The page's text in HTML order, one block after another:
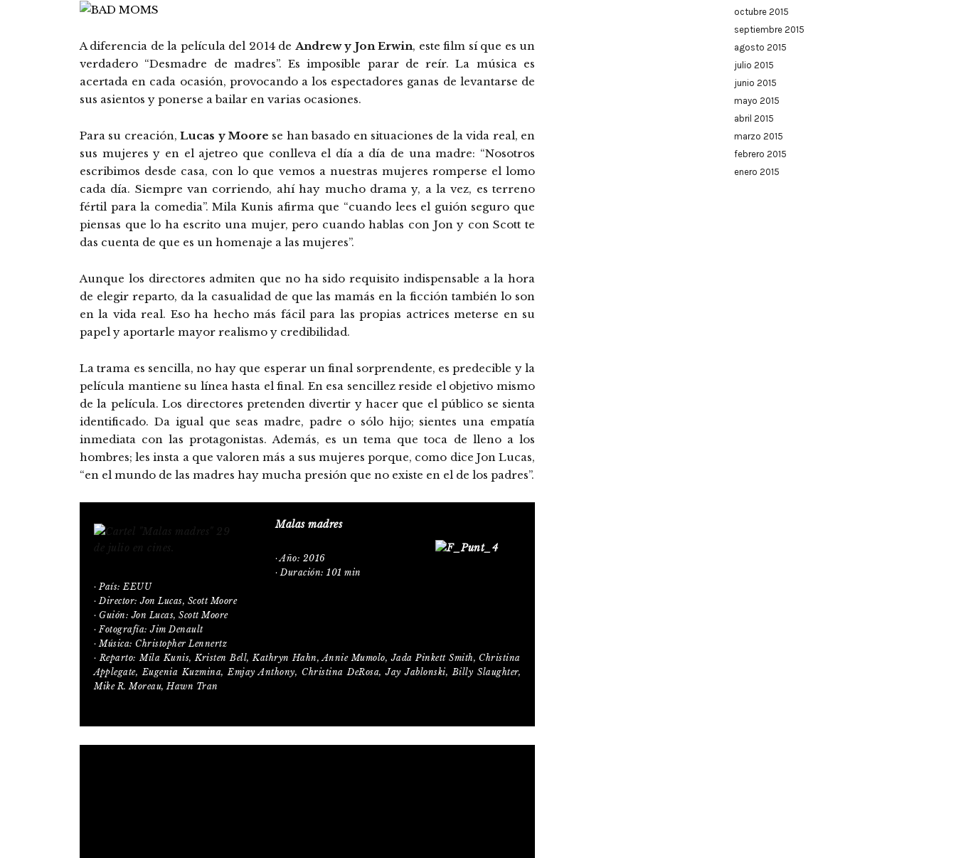
A diferencia de la película del 2014 de Andrew y Jon Erwin, este film sí que es un
verdadero “Desmadre de madres”. Es imposible parar de reír. La música es
acertada en cada ocasión, provocando a los espectadores ganas de levantarse de
sus asientos y ponerse a bailar en varias ocasiones.
Para su creación,Lucas y Moore se han basado en situaciones de la vida real, en
sus mujeres y en el ajetreo que conlleva el día a día de una madre: “Nosotros
escribimos desde casa, con lo que vemos a nuestras mujeres romperse el lomo
cada día. Siempre van corriendo, ahí hay mucho drama y, a la vez, es terreno
fértil para la comedia”. Mila Kunis afirma que “cuando lees el guión seguro que
piensas que lo ha escrito una mujer, pero cuando hablas con Jon y con Scott te
das cuenta de que es un homenaje a las mujeres”.
Aunque los directores admiten que no ha sido requisito indispensable a la hora
de elegir reparto, da la casualidad de que las mamás en la ficción también lo son
en la vida real. Eso ha hecho más fácil para las propias actrices meterse en su
papel y aportarle mayor realismo y credibilidad.
La trama es sencilla, no hay que esperar un final sorprendente, es predecible y la
película mantiene su línea hasta el final. En esa sencillez reside el objetivo mismo
de la película. Los directores pretenden divertir y hacer que el público se sienta
identificado. Da igual que seas madre, padre o sólo hijo; sientes una empatía
inmediata con las protagonistas. Además, es un tema que toca de lleno a los
hombres; les insta a que valoren más a sus mujeres porque, como dice Jon Lucas,
“en el mundo de las madres hay mucha presión que no existe en el de los padres”.
Malas madres
· Año: 2016
· Duración: 101 min
· País: EEUU
· Director: Jon Lucas, Scott Moore
· Guión: Jon Lucas, Scott Moore
· Fotografía: Jim Denault
· Música: Christopher Lennertz
· Reparto: Mila Kunis, Kristen Bell, Kathryn Hahn, Annie Mumolo, Jada Pinkett Smith, Christina
Applegate, Eugenia Kuzmina, Emjay Anthony, Christina DeRosa, Jay Jablonski, Billy Slaughter,
Mike R. Moreau, Hawn Tran
octubre 2015
septiembre 2015
agosto 2015
julio 2015
junio 2015
mayo 2015
abril 2015
marzo 2015
febrero 2015
enero 2015